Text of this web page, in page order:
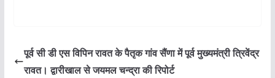
पूर्व सी डी एस विपिन रावत के पैतृक गांव सैंणा में पूर्व मुख्यमंत्री त्रिवेंद्र
रावत। द्वारीखाल से जयमल चन्द्रा की रिपोर्ट